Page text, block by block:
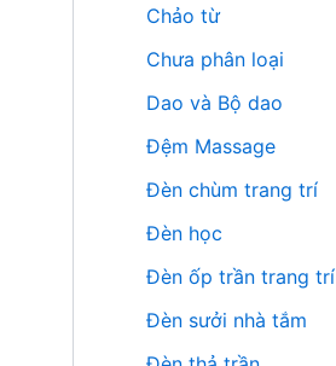
Chảo từ
Chưa phân loại
Dao và Bộ dao
Đệm Massage
Đèn chùm trang trí
Đèn học
Đèn ốp trần trang trí
Đèn sưởi nhà tắm